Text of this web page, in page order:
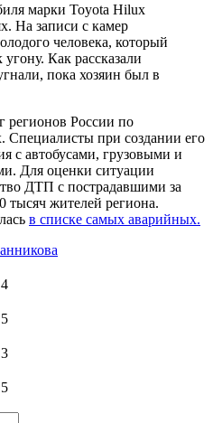
марки Toyota Hilux
На записи с камер
человека, который
Как рассказали
пока хозяин был в
регионов России по
Специалисты при создании его
с автобусами, грузовыми и
Для оценки ситуации
ДТП с пострадавшими за
тысяч жителей региона.
в списке самых аварийных.
4
5
3
5